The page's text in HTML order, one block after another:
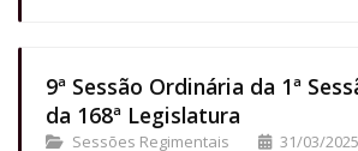
9ª Sessão Ordinária da 1ª
da 168ª Legislatura
Sessões Regimentais 31/03/2025